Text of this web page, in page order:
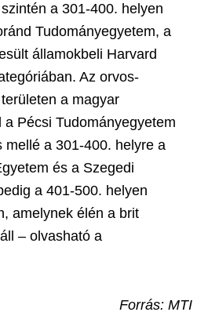
a 301-400. helyen
Tudományegyetem, a
államokbeli Harvard
Az orvos-
a magyar
Pécsi Tudományegyetem
mellé a 301-400. helyre a
és a Szegedi
a 401-500. helyen
amelynek élén a brit
– olvasható a
Forrás: MTI